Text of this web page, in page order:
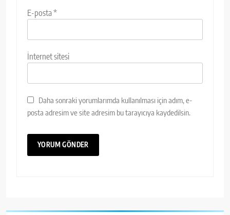
E-posta*
İnternet sitesi
Daha sonraki yorumlarımda kullanılması için adım, e-
posta adresim ve site adresim bu tarayıcıya kaydedilsin.